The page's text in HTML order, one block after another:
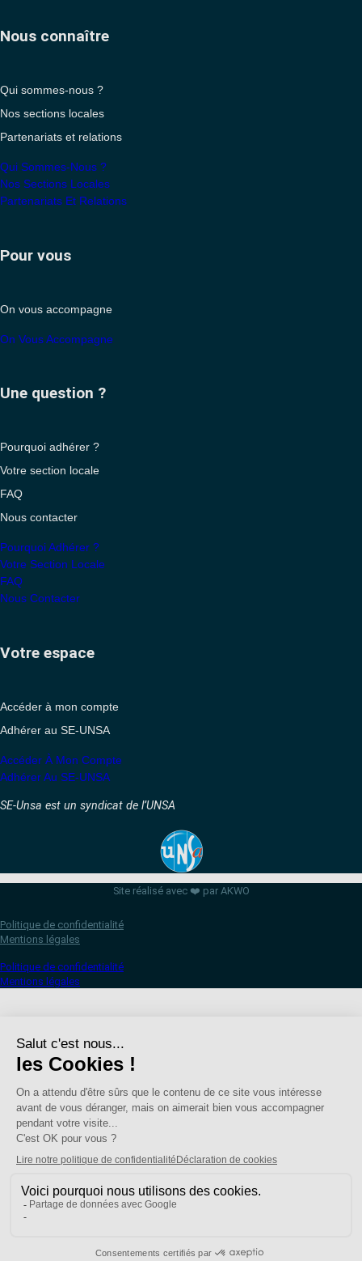
Nous connaître
Qui sommes-nous ?
Nos sections locales
Partenariats et relations
Qui Sommes-Nous ?
Nos Sections Locales
Partenariats Et Relations
Pour vous
On vous accompagne
On Vous Accompagne
Une question ?
Pourquoi adhérer ?
Votre section locale
FAQ
Nous contacter
Pourquoi Adhérer ?
Votre Section Locale
FAQ
Nous Contacter
Votre espace
Accéder à mon compte
Adhérer au SE-UNSA
Accéder À Mon Compte
Adhérer Au SE-UNSA
SE-Unsa est un syndicat de l’UNSA
Site réalisé avec ❤️ par AKWO
Politique de confidentialité
Mentions légales
Politique de confidentialité
Mentions légales